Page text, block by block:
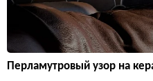
Перламутровый узор на